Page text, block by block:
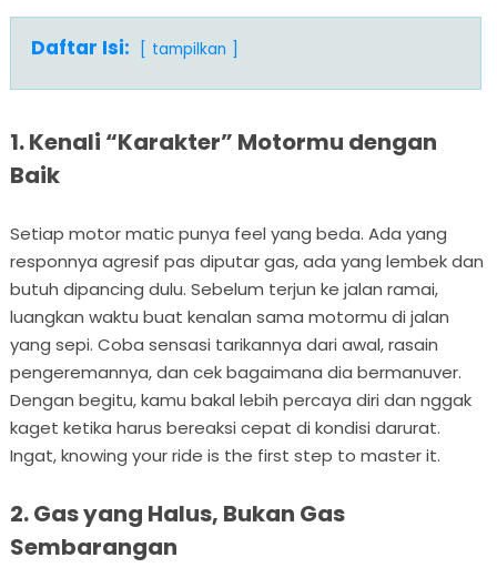
Daftar Isi: tampilkan
1. Kenali “Karakter” Motormu dengan
Baik
Setiap motor matic punya feel yang beda. Ada yang
responnya agresif pas diputar gas, ada yang lembek dan
butuh dipancing dulu. Sebelum terjun ke jalan ramai,
luangkan waktu buat kenalan sama motormu di jalan
yang sepi. Coba sensasi tarikannya dari awal, rasain
pengeremannya, dan cek bagaimana dia bermanuver.
Dengan begitu, kamu bakal lebih percaya diri dan nggak
kaget ketika harus bereaksi cepat di kondisi darurat.
Ingat, knowing your ride is the first step to master it.
2. Gas yang Halus, Bukan Gas
Sembarangan